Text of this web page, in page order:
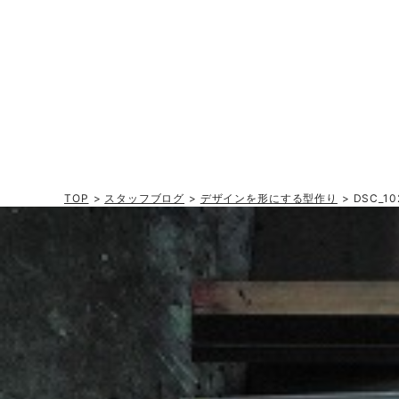
TOP > スタッフブログ > デザインを形にする型作り >